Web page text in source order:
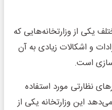
یکی از وزارتخانه‌هایی که
و اشکالات زیادی به آن
است.
نظارتی مورد استفاده
این وزارتخانه یکی از